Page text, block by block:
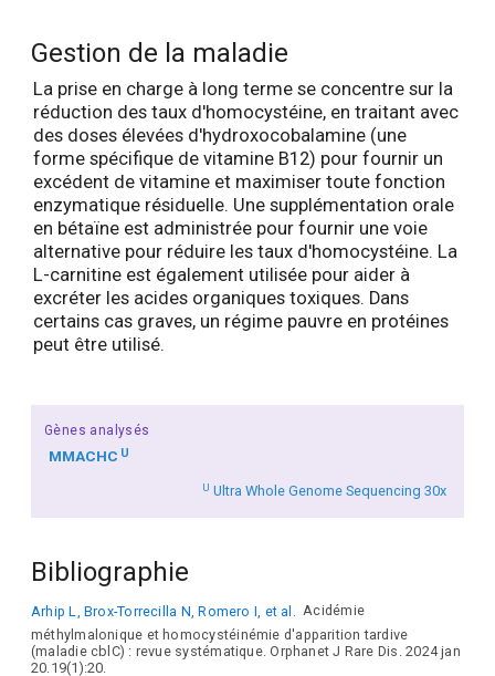
Gestion de la maladie
La prise en charge à long terme se concentre sur la
réduction des taux d'homocystéine, en traitant avec
des doses élevées d'hydroxocobalamine (une
forme spécifique de vitamine B12) pour fournir un
excédent de vitamine et maximiser toute fonction
enzymatique résiduelle. Une supplémentation orale
en bétaïne est administrée pour fournir une voie
alternative pour réduire les taux d'homocystéine. La
L-carnitine est également utilisée pour aider à
excréter les acides organiques toxiques. Dans
certains cas graves, un régime pauvre en protéines
peut être utilisé.
Gènes analysés
MMACHC U
U Ultra Whole Genome Sequencing 30x
Bibliographie
Arhip L, Brox-Torrecilla N, Romero I, et al.
Acidémie
méthylmalonique et homocystéinémie d'apparition tardive
(maladie cblC) : revue systématique. Orphanet J Rare Dis. 2024 jan
20.19(1):20.